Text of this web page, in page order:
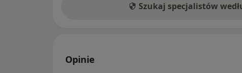
Szukaj specjalistów
Opinie